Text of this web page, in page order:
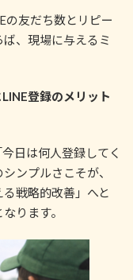
の友だち数とリピー
、現場に与えるミ
登録のメリット
日は何人登録してく
ンプルさこそが、
戦略的改善」へと
ります。